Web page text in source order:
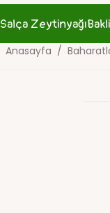
SalçaZeytinyağı
Anasayfa